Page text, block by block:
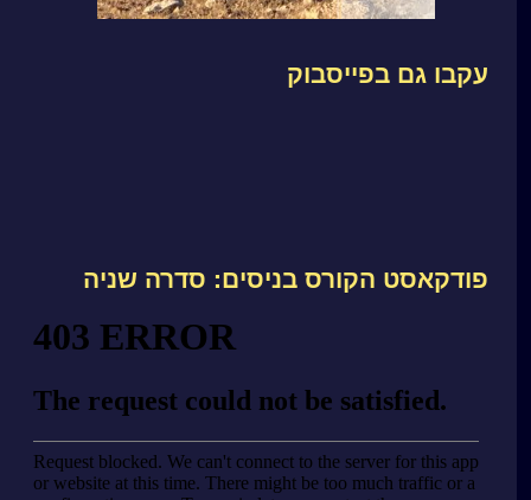
עקבו גם בפייסבוק
פודקאסט הקורס בניסים: סדרה שניה